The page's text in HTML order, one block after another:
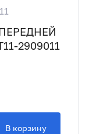
2909011
В корзину